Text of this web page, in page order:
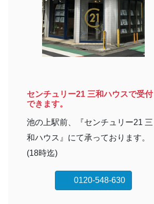
センチュリー21 三和ハウスで受付
できます。
池の上駅前、『センチュリー21 三
和ハウス』にて承っております。
(18時迄)
0120-548-630